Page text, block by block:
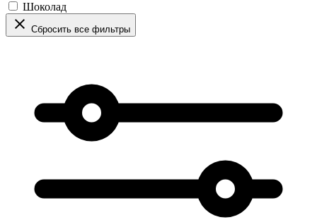
Шоколад
Сбросить все фильтры